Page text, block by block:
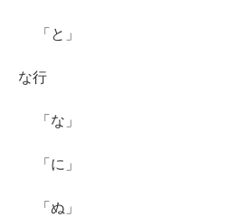
「と」
な行
「な」
「に」
「ぬ」